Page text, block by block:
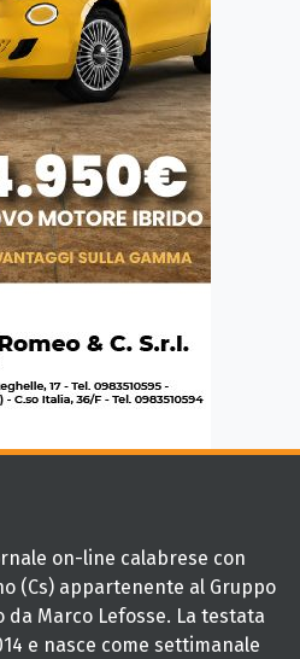
on-line calabrese con
(Cs) appartenente al Gruppo
Marco Lefosse. La testata
e nasce come settimanale